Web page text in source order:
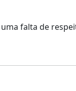
falta de